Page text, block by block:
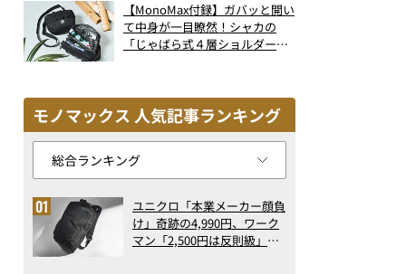
【MonoMax付録】ガバッと開い
て中身が一目瞭然！シャカの
「じゃばら式４層ショルダーバ
モノマックス 人気記事ランキング
ユニクロ「本業メーカー顔負
け」奇跡の4,990円、ワーク
マン「2,500円は反則級」凄